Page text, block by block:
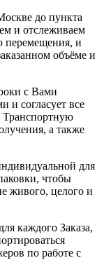
до пункта
и отслеживаем
перемещения, и
объёме и
с Вами
и согласует все
Транспортную
а также
для
чтобы
живого, целого и
каждого Заказа,
по работе с